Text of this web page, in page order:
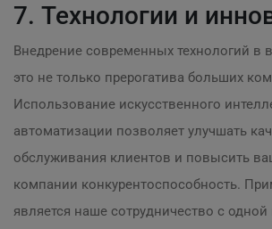
7. Технологии и
Внедрение современных технологий в
это не только прерогатива больших
Использование искусственного
автоматизации позволяет улучшать
обслуживания клиентов и повысить
компании конкурентоспособность.
является наше сотрудничество с одной